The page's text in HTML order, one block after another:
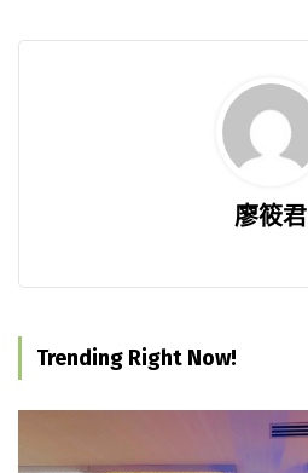
廖筱君
Trending Right Now!